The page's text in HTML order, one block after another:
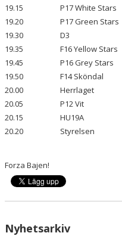
19.15
P17 White Stars
19.20
P17 Green Stars
19.30
D3
19.35
F16 Yellow Stars
19.45
P16 Grey Stars
19.50
F14 Sköndal
20.00
Herrlaget
20.05
P12 Vit
20.15
HU19A
20.20
Styrelsen
Forza Bajen!
Nyhetsarkiv